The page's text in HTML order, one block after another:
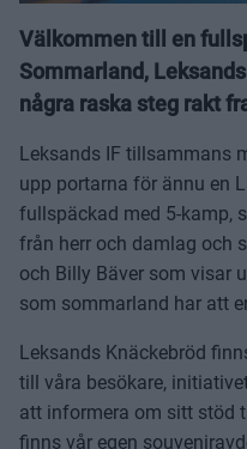
Välkommen till en
Sommarland,
några raska steg rakt
Leksands IF tillsammans
upp portarna för ännu en
fullspäckad med 5-kamp,
från herr och damlag och
och Billy Bäver som visar
som sommarland har att
Leksands Knäckebröd
till våra besökare,
att informera om sitt stöd
finns vår egen